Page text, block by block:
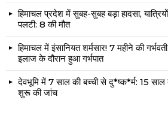
हिमाचल प्रदेश में सुबह-सुबह बड़ा हादसा,
पलटी: 8 की मौत
हिमाचल में इंसानियत शर्मसार! 7 महीने की
इलाज के दौरान हुआ गर्भपात
देवभूमि में 7 साल की बच्ची से दु*ष्क*र्म: 15
शुरू की जांच